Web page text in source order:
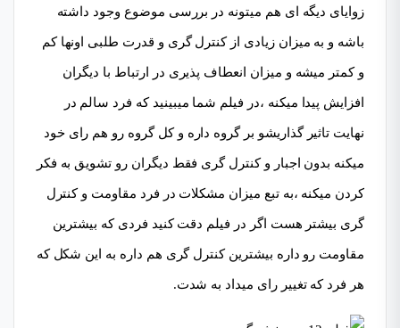
زوایای دیگه ای هم میتونه در بررسی موضوع وجود داشته
باشه و به میزان زیادی از کنترل گری و قدرت طلبی اونها کم
و کمتر میشه و میزان انعطاف پذیری در ارتباط با دیگران
افزایش پیدا میکنه ،در فیلم شما میبینید که فرد سالم در
نهایت تاثیر گذاریشو بر گروه داره و کل گروه رو هم رای خود
میکنه بدون اجبار و کنترل گری فقط دیگران رو تشویق به فکر
کردن میکنه ،به تبع میزان مشکلات در فرد مقاومت و کنترل
گری بیشتر هست اگر در فیلم دقت کنید فردی که بیشترین
مقاومت رو داره بیشترین کنترل گری هم داره به این شکل که
هر فرد که تغییر رای میداد به شدت.